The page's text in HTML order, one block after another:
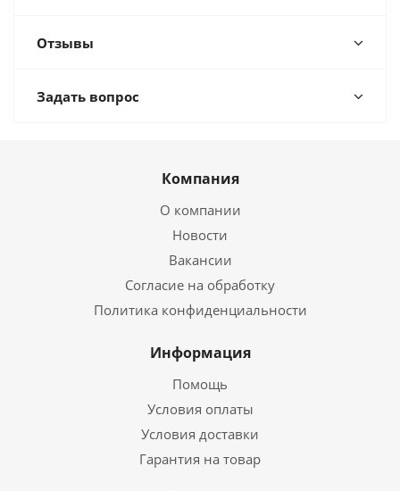
Отзывы
Задать вопрос
Компания
О компании
Новости
Вакансии
Согласие на обработку
Политика конфиденциальности
Информация
Помощь
Условия оплаты
Условия доставки
Гарантия на товар